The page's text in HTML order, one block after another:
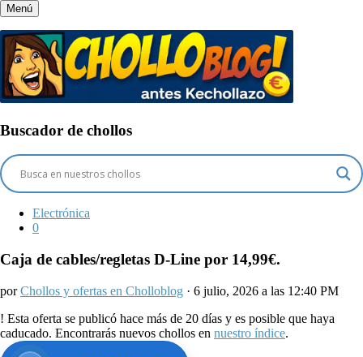
Menú
Buscador de chollos
Electrónica
0
Caja de cables/regletas D-Line por 14,99€.
porChollos y ofertas en Cholloblog · 6 julio, 2026 a las 12:40 PM
! Esta oferta se publicó hace más de 20 días y es posible que haya
caducado. Encontrarás nuevos chollos en nuestro índice.